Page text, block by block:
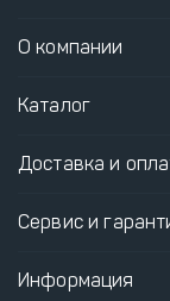
О компании
Каталог
Доставка и
Сервис и
Информация